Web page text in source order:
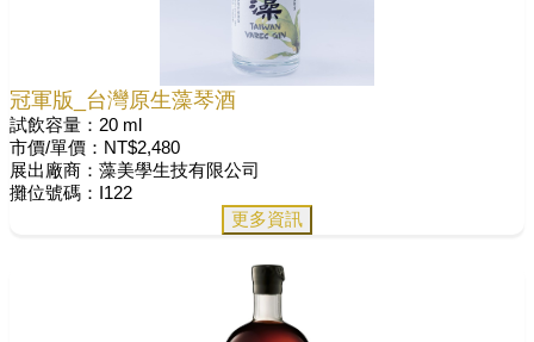
冠軍版_台灣原生藻琴酒
試飲容量：20 ml
市價/單價：NT$2,480
展出廠商：藻美學生技有限公司
攤位號碼：I122
更多資訊